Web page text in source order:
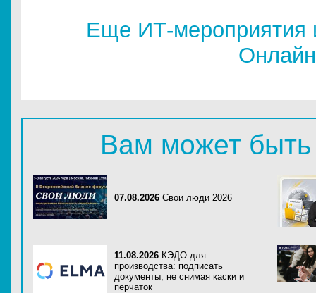
Еще ИТ-мероприятия
Онлайн
Вам может быть
07.08.2026 Свои люди 2026
11.08.2026 КЭДО для
производства: подписать
документы, не снимая каски и
перчаток